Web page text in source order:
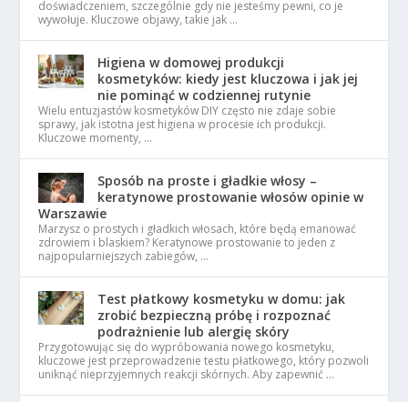
doświadczeniem, szczególnie gdy nie jesteśmy pewni, co je
wywołuje. Kluczowe objawy, takie jak …
Higiena w domowej produkcji
kosmetyków: kiedy jest kluczowa i jak jej
nie pominąć w codziennej rutynie
Wielu entuzjastów kosmetyków DIY często nie zdaje sobie
sprawy, jak istotna jest higiena w procesie ich produkcji.
Kluczowe momenty, …
Sposób na proste i gładkie włosy –
keratynowe prostowanie włosów opinie w
Warszawie
Marzysz o prostych i gładkich włosach, które będą emanować
zdrowiem i blaskiem? Keratynowe prostowanie to jeden z
najpopularniejszych zabiegów, …
Test płatkowy kosmetyku w domu: jak
zrobić bezpieczną próbę i rozpoznać
podrażnienie lub alergię skóry
Przygotowując się do wypróbowania nowego kosmetyku,
kluczowe jest przeprowadzenie testu płatkowego, który pozwoli
uniknąć nieprzyjemnych reakcji skórnych. Aby zapewnić …